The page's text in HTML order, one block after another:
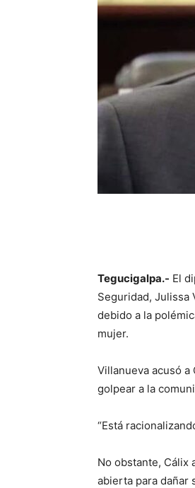
Tegucigalpa.- El
Seguridad,
debido a la
mujer.
Villanueva acusó a
golpear a la
“Está
No obstante, Cálix
abierta para dañar